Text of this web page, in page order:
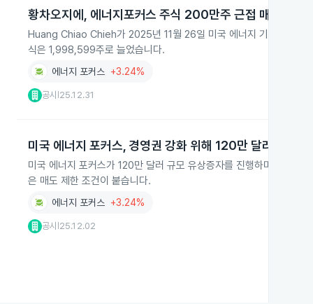
황차오지에, 에너지포커스 주식 200만주 근접 매입
Huang Chiao Chieh가 2025년 11월 26일 미국 에너지 기업
식은 1,998,599주로 늘었습니다.
에너지 포커스 +3.24%
공시 25.12.31
미국 에너지 포커스, 경영권 강화 위해 120만 달러 유상증
미국 에너지 포커스가 120만 달러 규모 유상증자를 진행하며, CEO
은 매도 제한 조건이 붙습니다.
에너지 포커스 +3.24%
공시 25.12.02